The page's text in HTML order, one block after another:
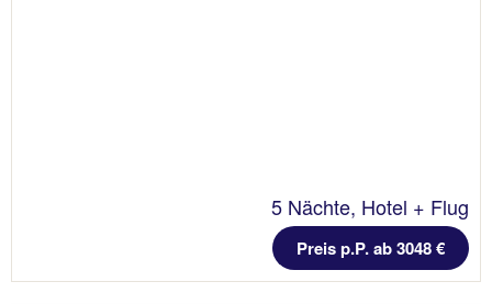
5 Nächte, Hotel + Flug
Preis p.P. ab 3048 €